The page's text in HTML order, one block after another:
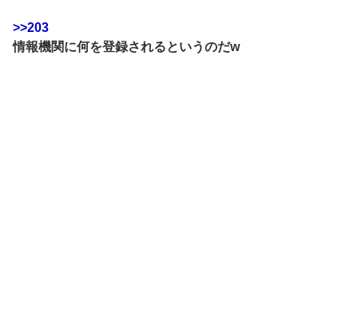
>>203
情報機関に何を登録されるというのだw